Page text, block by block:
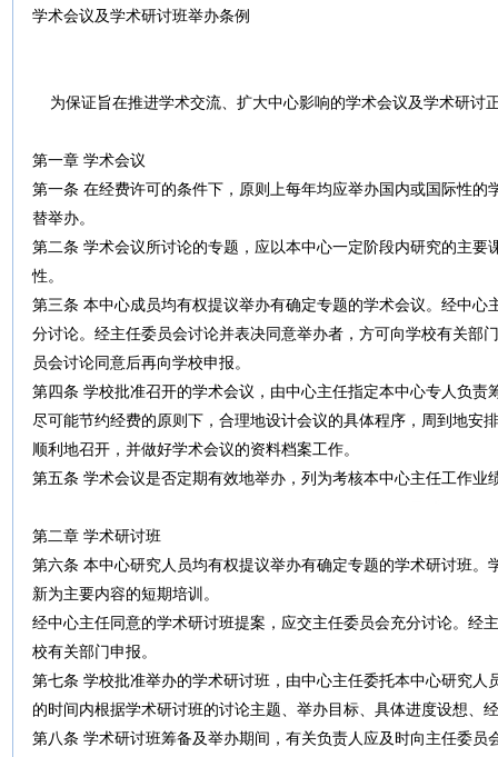
学术会议及学术研讨班举办条例
为保证旨在推进学术交流、扩大中心影响的学术会议及学术研讨
第一章 学术会议
第一条 在经费许可的条件下，原则上每年均应举办国内或国际性的
替举办。
第二条 学术会议所讨论的专题，应以本中心一定阶段内研究的主要
性。
第三条 本中心成员均有权提议举办有确定专题的学术会议。经中心
分讨论。经主任委员会讨论并表决同意举办者，方可向学校有关部
员会讨论同意后再向学校申报。
第四条 学校批准召开的学术会议，由中心主任指定本中心专人负责
尽可能节约经费的原则下，合理地设计会议的具体程序，周到地安
顺利地召开，并做好学术会议的资料档案工作。
第五条 学术会议是否定期有效地举办，列为考核本中心主任工作业
第二章 学术研讨班
第六条 本中心研究人员均有权提议举办有确定专题的学术研讨班。
新为主要内容的短期培训。
经中心主任同意的学术研讨班提案，应交主任委员会充分讨论。经
校有关部门申报。
第七条 学校批准举办的学术研讨班，由中心主任委托本中心研究人
的时间内根据学术研讨班的讨论主题、举办目标、具体进度设想、
第八条 学术研讨班筹备及举办期间，有关负责人应及时向主任委员